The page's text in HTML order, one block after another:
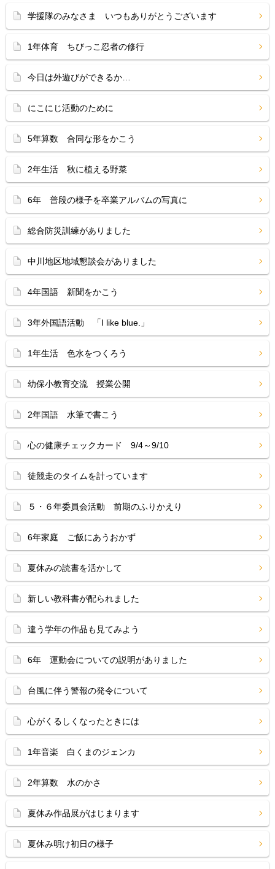
学援隊のみなさま いつもありがとうございます
1年体育 ちびっこ忍者の修行
今日は外遊びができるか…
にこにじ活動のために
5年算数 合同な形をかこう
2年生活 秋に植える野菜
6年 普段の様子を卒業アルバムの写真に
総合防災訓練がありました
中川地区地域懇談会がありました
4年国語 新聞をかこう
3年外国語活動 「I like blue.」
1年生活 色水をつくろう
幼保小教育交流 授業公開
2年国語 水筆で書こう
心の健康チェックカード 9/4～9/10
徒競走のタイムを計っています
５・６年委員会活動 前期のふりかえり
6年家庭 ご飯にあうおかず
夏休みの読書を活かして
新しい教科書が配られました
違う学年の作品も見てみよう
6年 運動会についての説明がありました
台風に伴う警報の発令について
心がくるしくなったときには
1年音楽 白くまのジェンカ
2年算数 水のかさ
夏休み作品展がはじまります
夏休み明け初日の様子